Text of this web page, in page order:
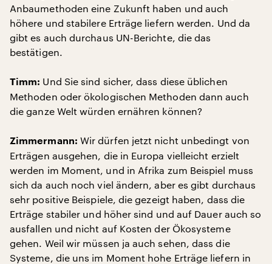
Anbaumethoden eine Zukunft haben und auch
höhere und stabilere Erträge liefern werden. Und da
gibt es auch durchaus UN-Berichte, die das
bestätigen.
Timm: Und Sie sind sicher, dass diese üblichen
Methoden oder ökologischen Methoden dann auch
die ganze Welt würden ernähren können?
Zimmermann: Wir dürfen jetzt nicht unbedingt von
Erträgen ausgehen, die in Europa vielleicht erzielt
werden im Moment, und in Afrika zum Beispiel muss
sich da auch noch viel ändern, aber es gibt durchaus
sehr positive Beispiele, die gezeigt haben, dass die
Erträge stabiler und höher sind und auf Dauer auch so
ausfallen und nicht auf Kosten der Ökosysteme
gehen. Weil wir müssen ja auch sehen, dass die
Systeme, die uns im Moment hohe Erträge liefern in